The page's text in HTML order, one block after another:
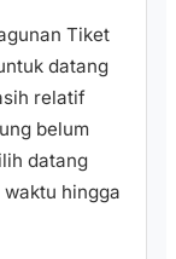
Tiket
datang
relatif
belum
datang
hingga